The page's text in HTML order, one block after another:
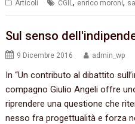
Articoli CGIL, enrico moroni,
Sul senso
9 Dicembre 2016 admin_wp
In “Un contributo al dibattito
compagno Giulio Angeli offre
riprendere una questione che
nesso fra progettualità e forza